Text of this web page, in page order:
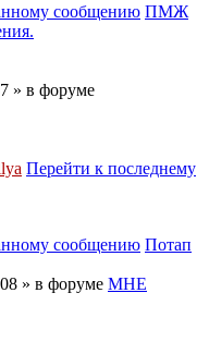
сообщению ПМЖ
» в форуме
Перейти к последнему
сообщению Потап
» в форуме МНЕ